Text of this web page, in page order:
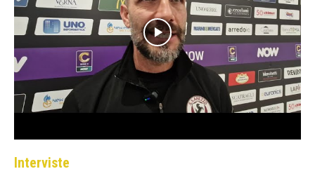
Interviste